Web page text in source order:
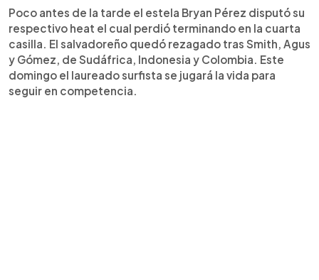
Poco antes de la tarde el estela Bryan Pérez disputó su
respectivo heat el cual perdió terminando en la cuarta
casilla. El salvadoreño quedó rezagado tras Smith, Agus
y Gómez, de Sudáfrica, Indonesia y Colombia. Este
domingo el laureado surfista se jugará la vida para
seguir en competencia.